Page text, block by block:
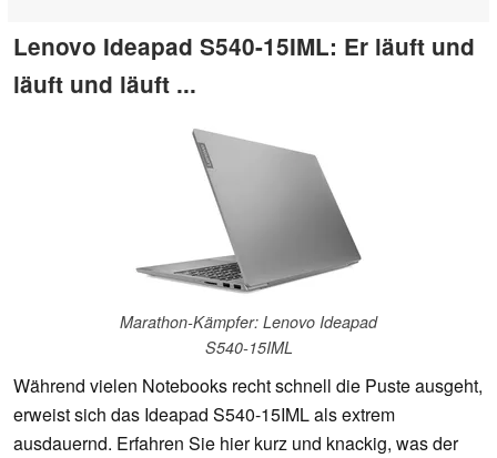
Lenovo Ideapad S540-15IML: Er läuft und
läuft und läuft ...
Marathon-Kämpfer: Lenovo Ideapad
S540-15IML
Während vielen Notebooks recht schnell die Puste ausgeht,
erweist sich das Ideapad S540-15IML als extrem
ausdauernd. Erfahren Sie hier kurz und knackig, was der